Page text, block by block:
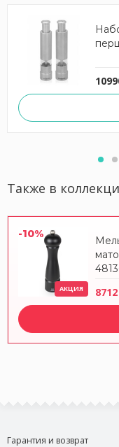
Также в
-10%
АКЦИЯ
Гарантия и возврат